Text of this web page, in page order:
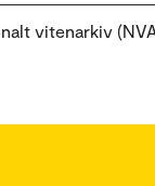
vitenarkiv